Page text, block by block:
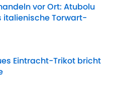
vor Ort: Atubolu
italienische Torwart-
Invalid Date
Eintracht-Trikot bricht
Invalid Date